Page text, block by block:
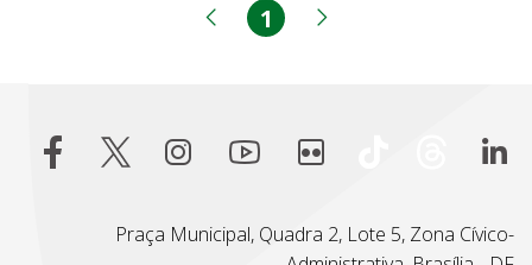
Página anterior
Página
1
Praça Municipal, Quadra 2, Lote 5, Zona Cívico-